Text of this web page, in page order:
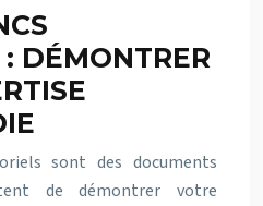
DÉMONTRER
sont des documents
de démontrer votre